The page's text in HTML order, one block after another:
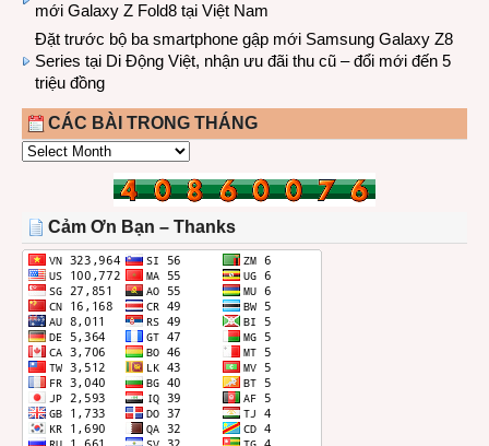
mới Galaxy Z Fold8 tại Việt Nam
Đặt trước bộ ba smartphone gập mới Samsung Galaxy Z8
Series tại Di Động Việt, nhận ưu đãi thu cũ – đổi mới đến 5
triệu đồng
CÁC BÀI TRONG THÁNG
CÁC
THÁNG
Cảm Ơn Bạn – Thanks